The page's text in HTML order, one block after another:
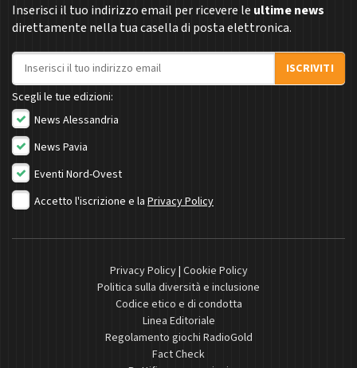
Inserisci il tuo indirizzo email per ricevere le ultime news
direttamente nella tua casella di posta elettronica.
Indirizzo email
ISCRIVITI
Scegli le tue edizioni:
News Alessandria
News Pavia
Eventi Nord-Ovest
Accetto l'iscrizione e la Privacy Policy
Privacy Policy| Cookie Policy
Politica sulla diversità e inclusione
Codice etico e di condotta
Linea Editoriale
Regolamento giochi RadioGold
Fact Check